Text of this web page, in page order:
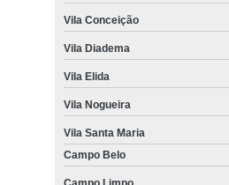
Vila Conceição
Vila Diadema
Vila Elida
Vila Nogueira
Vila Santa Maria
Campo Belo